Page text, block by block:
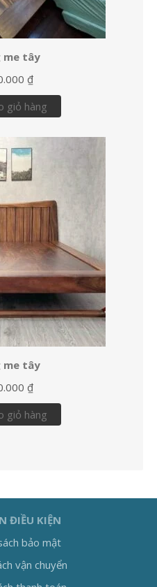
me tây
₫
giỏ hàng
me tây
₫
giỏ hàng
ĐIỀU KIỆN
bảo mật
vận chuyển